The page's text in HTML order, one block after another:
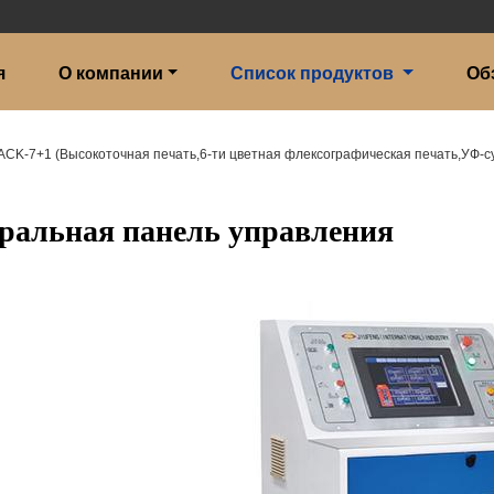
О компании Список продуктов
7+1 (Высокоточная печать,6-ти цветная флексографическая
панель управления